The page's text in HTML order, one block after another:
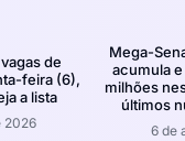
de
feira (6),
a lista
2026
Mega-
acumula e
milhões
últimos
6 de